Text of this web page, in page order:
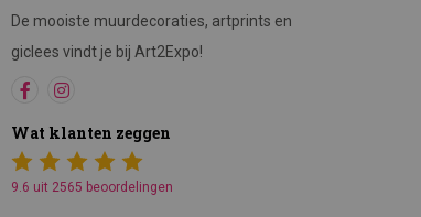
De mooiste muurdecoraties, artprints en
giclees vindt je bij Art2Expo!
Wat klanten zeggen
9.6 uit 2565 beoordelingen